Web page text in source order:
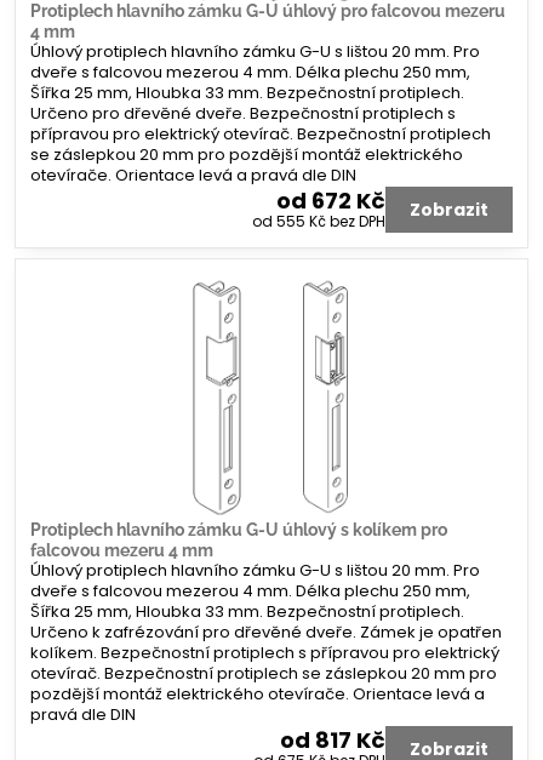
Protiplech hlavního zámku G-U úhlový pro falcovou mezeru
4 mm
Úhlový protiplech hlavního zámku G-U s lištou 20 mm. Pro
dveře s falcovou mezerou 4 mm. Délka plechu 250 mm,
Šířka 25 mm, Hloubka 33 mm. Bezpečnostní protiplech.
Určeno pro dřevěné dveře. Bezpečnostní protiplech s
přípravou pro elektrický otevírač. Bezpečnostní protiplech
se záslepkou 20 mm pro pozdější montáž elektrického
otevírače. Orientace levá a pravá dle DIN
od 672 Kč
od 555 Kčbez DPH Zobrazit
Protiplech hlavního zámku G-U úhlový s kolíkem pro
falcovou mezeru 4 mm
Úhlový protiplech hlavního zámku G-U s lištou 20 mm. Pro
dveře s falcovou mezerou 4 mm. Délka plechu 250 mm,
Šířka 25 mm, Hloubka 33 mm. Bezpečnostní protiplech.
Určeno k zafrézování pro dřevěné dveře. Zámek je opatřen
kolíkem. Bezpečnostní protiplech s přípravou pro elektrický
otevírač. Bezpečnostní protiplech se záslepkou 20 mm pro
pozdější montáž elektrického otevírače. Orientace levá a
pravá dle DIN
od 817 Kč Zobrazit